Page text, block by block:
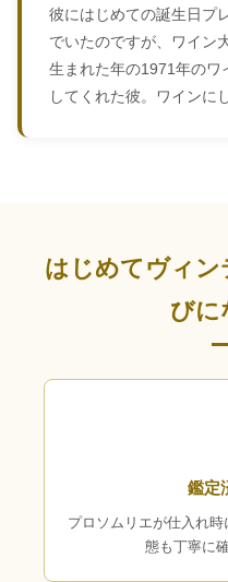
彼にはじめての誕生日プ
でいたのですが、ワイン
生まれた年の1971年のワ
してくれた彼。ワインに
はじめてヴィ
びに
鑑定
プロソムリエが仕入れ
態も丁寧に